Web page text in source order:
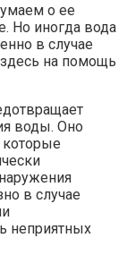
о ее
Но иногда вода
в случае
на помощь
воды. Оно
которые
в случае
неприятных